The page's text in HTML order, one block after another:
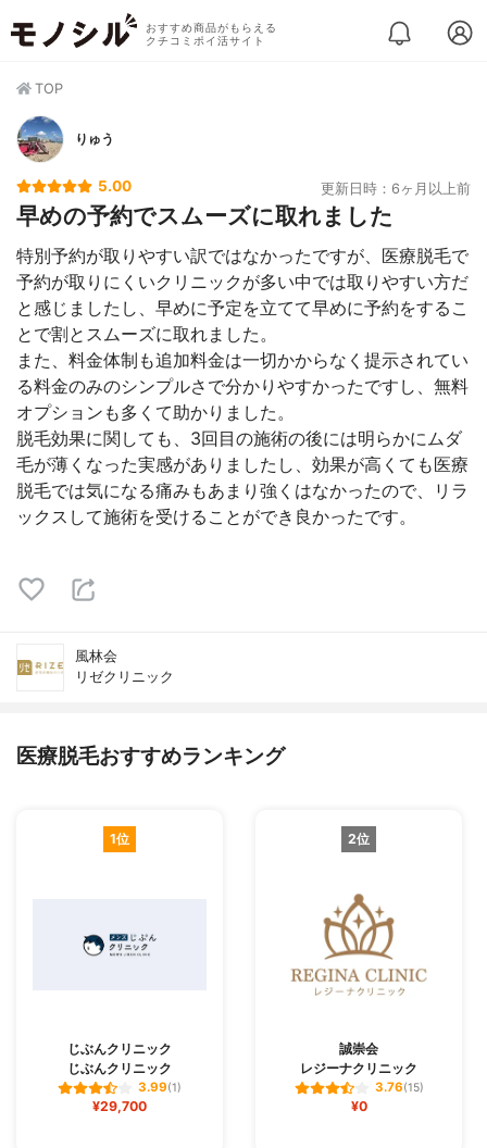
おすすめ商品がもらえる
クチコミポイ活サイト
TOP
りゅう
5.00 更新日時：6ヶ月以上前
早めの予約でスムーズに取れました
特別予約が取りやすい訳ではなかったですが、医療脱毛で
予約が取りにくいクリニックが多い中では取りやすい方だ
と感じましたし、早めに予定を立てて早めに予約をするこ
とで割とスムーズに取れました。
また、料金体制も追加料金は一切かからなく提示されてい
る料金のみのシンプルさで分かりやすかったですし、無料
オプションも多くて助かりました。
脱毛効果に関しても、3回目の施術の後には明らかにムダ
毛が薄くなった実感がありましたし、効果が高くても医療
脱毛では気になる痛みもあまり強くはなかったので、リラ
ックスして施術を受けることができ良かったです。
風林会
リゼクリニック
医療脱毛おすすめランキング
1位
じぶんクリニック
じぶんクリニック
3.99(1)
¥29,700
2位
誠崇会
レジーナクリニック
3.76(15)
¥0